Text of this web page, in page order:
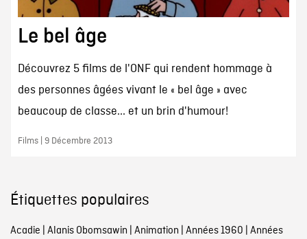
Le bel âge
Découvrez 5 films de l'ONF qui rendent hommage à
des personnes âgées vivant le « bel âge » avec
beaucoup de classe... et un brin d'humour!
Films | 9 Décembre 2013
Étiquettes populaires
Acadie | Alanis Obomsawin | Animation | Années 1960 | Années